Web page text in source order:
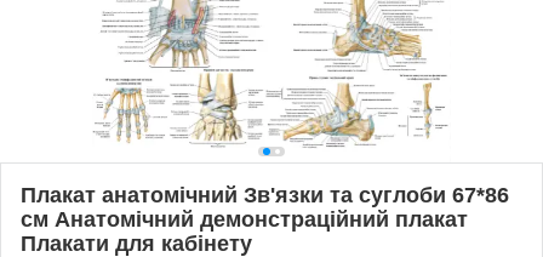
Плакат анатомічний Зв'язки та суглоби 67*86
см Анатомічний демонстраційний плакат
Плакати для кабінету